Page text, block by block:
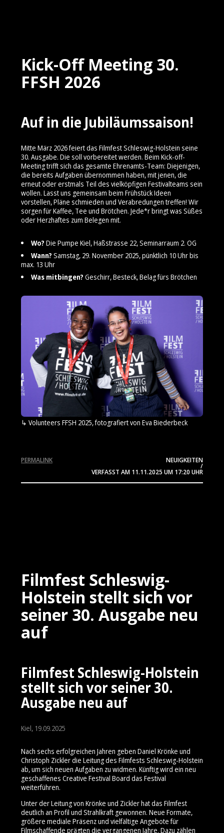
Kick-Off Meeting 30.
FFSH 2026
Auf in die Jubiläumssaison!
Mitte März 2026 feiert das Filmfest Schleswig-Holstein seine
30. Ausgabe. Die soll vorbereitet werden. Beim Kick-off-
Meeting trifft sich das gesamte Ehrenamts-Team: Diejenigen,
die bereits Aufgaben übernommen haben, mit jenen, die
erneut oder erstmals Teil des vielköpfigen Festivalteams sein
wollen. Lasst uns gemeinsam beim Frühstück Ideen
vorstellen, Pläne schmieden und Verabredungen treffen! Wir
sorgen für Kaffee, Tee und Brötchen. Jede*r bringt was Süßes
oder Herzhaftes zum Belegen mit.
Wo? Die Pumpe Kiel, Haßstrasse 22, Seminarraum 2. OG
Wann? Samstag, 29. November 2025, pünktlich 10 Uhr bis
max. 13 Uhr
Was mitbingen? Geschirr, Besteck, Belag fürs Brötchen
Volunteers FFSH 2025, fotografiert von Eva Biederbeck
NEUIGKEITEN
/
VERFASST AM 11.11.2025 UM 17:20 UHR
PERMALINK
Filmfest Schleswig-
Holstein stellt sich vor
seiner 30. Ausgabe neu
auf
Filmfest Schleswig-Holstein
stellt sich vor seiner 30.
Ausgabe neu auf
Kiel, 19.09.2025
Nach sechs erfolgreichen Jahren geben Daniel Krönke und
Christoph Zickler die Leitung des Filmfests Schleswig-Holstein
ab, um sich neuen Aufgaben zu widmen. Künftig wird ein neu
geschaffenes Creative Festival Board das Festival
weiterführen.
Unter der Leitung von Krönke und Zickler hat das Filmfest
deutlich an Profil und Strahlkraft gewonnen. Neue Formate,
größere mediale Präsenz und vielfältige Angebote für
Filmschaffende prägten die vergangenen Jahre. Dazu zählen